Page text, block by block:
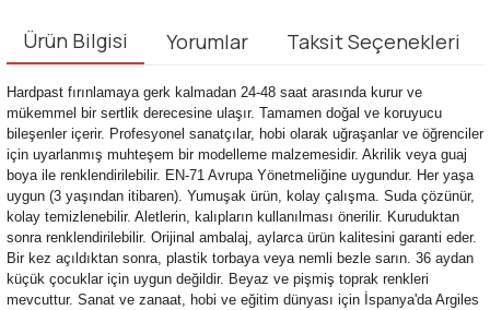
Ürün Bilgisi Yorumlar Taksit Seçenekleri
Hardpast fırınlamaya gerk kalmadan 24-48 saat arasında kurur ve
mükemmel bir sertlik derecesine ulaşır. Tamamen doğal ve koruyucu
bileşenler içerir. Profesyonel sanatçılar, hobi olarak uğraşanlar ve öğrenciler
için uyarlanmış muhteşem bir modelleme malzemesidir. Akrilik veya guaj
boya ile renklendirilebilir. EN-71 Avrupa Yönetmeliğine uygundur. Her yaşa
uygun (3 yaşından itibaren). Yumuşak ürün, kolay çalışma. Suda çözünür,
kolay temizlenebilir. Aletlerin, kalıpların kullanılması önerilir. Kuruduktan
sonra renklendirilebilir. Orijinal ambalaj, aylarca ürün kalitesini garanti eder.
Bir kez açıldıktan sonra, plastik torbaya veya nemli bezle sarın. 36 aydan
küçük çocuklar için uygun değildir. Beyaz ve pişmiş toprak renkleri
mevcuttur. Sanat ve zanaat, hobi ve eğitim dünyası için İspanya'da Argiles